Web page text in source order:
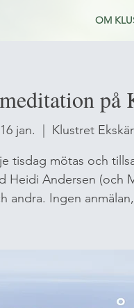
OM
på
jan.
Klustret
tisdag mötas och
Heidi Andersen (och
andra. Ingen